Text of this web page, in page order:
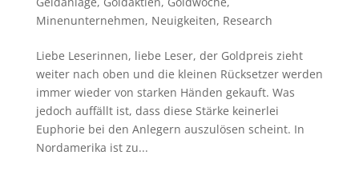
Minenunternehmen, Neuigkeiten, Research
Liebe Leserinnen, liebe Leser, der Goldpreis zieht
weiter nach oben und die kleinen Rücksetzer werden
immer wieder von starken Händen gekauft. Was
jedoch auffällt ist, dass diese Stärke keinerlei
Euphorie bei den Anlegern auszulösen scheint. In
Nordamerika ist zu...